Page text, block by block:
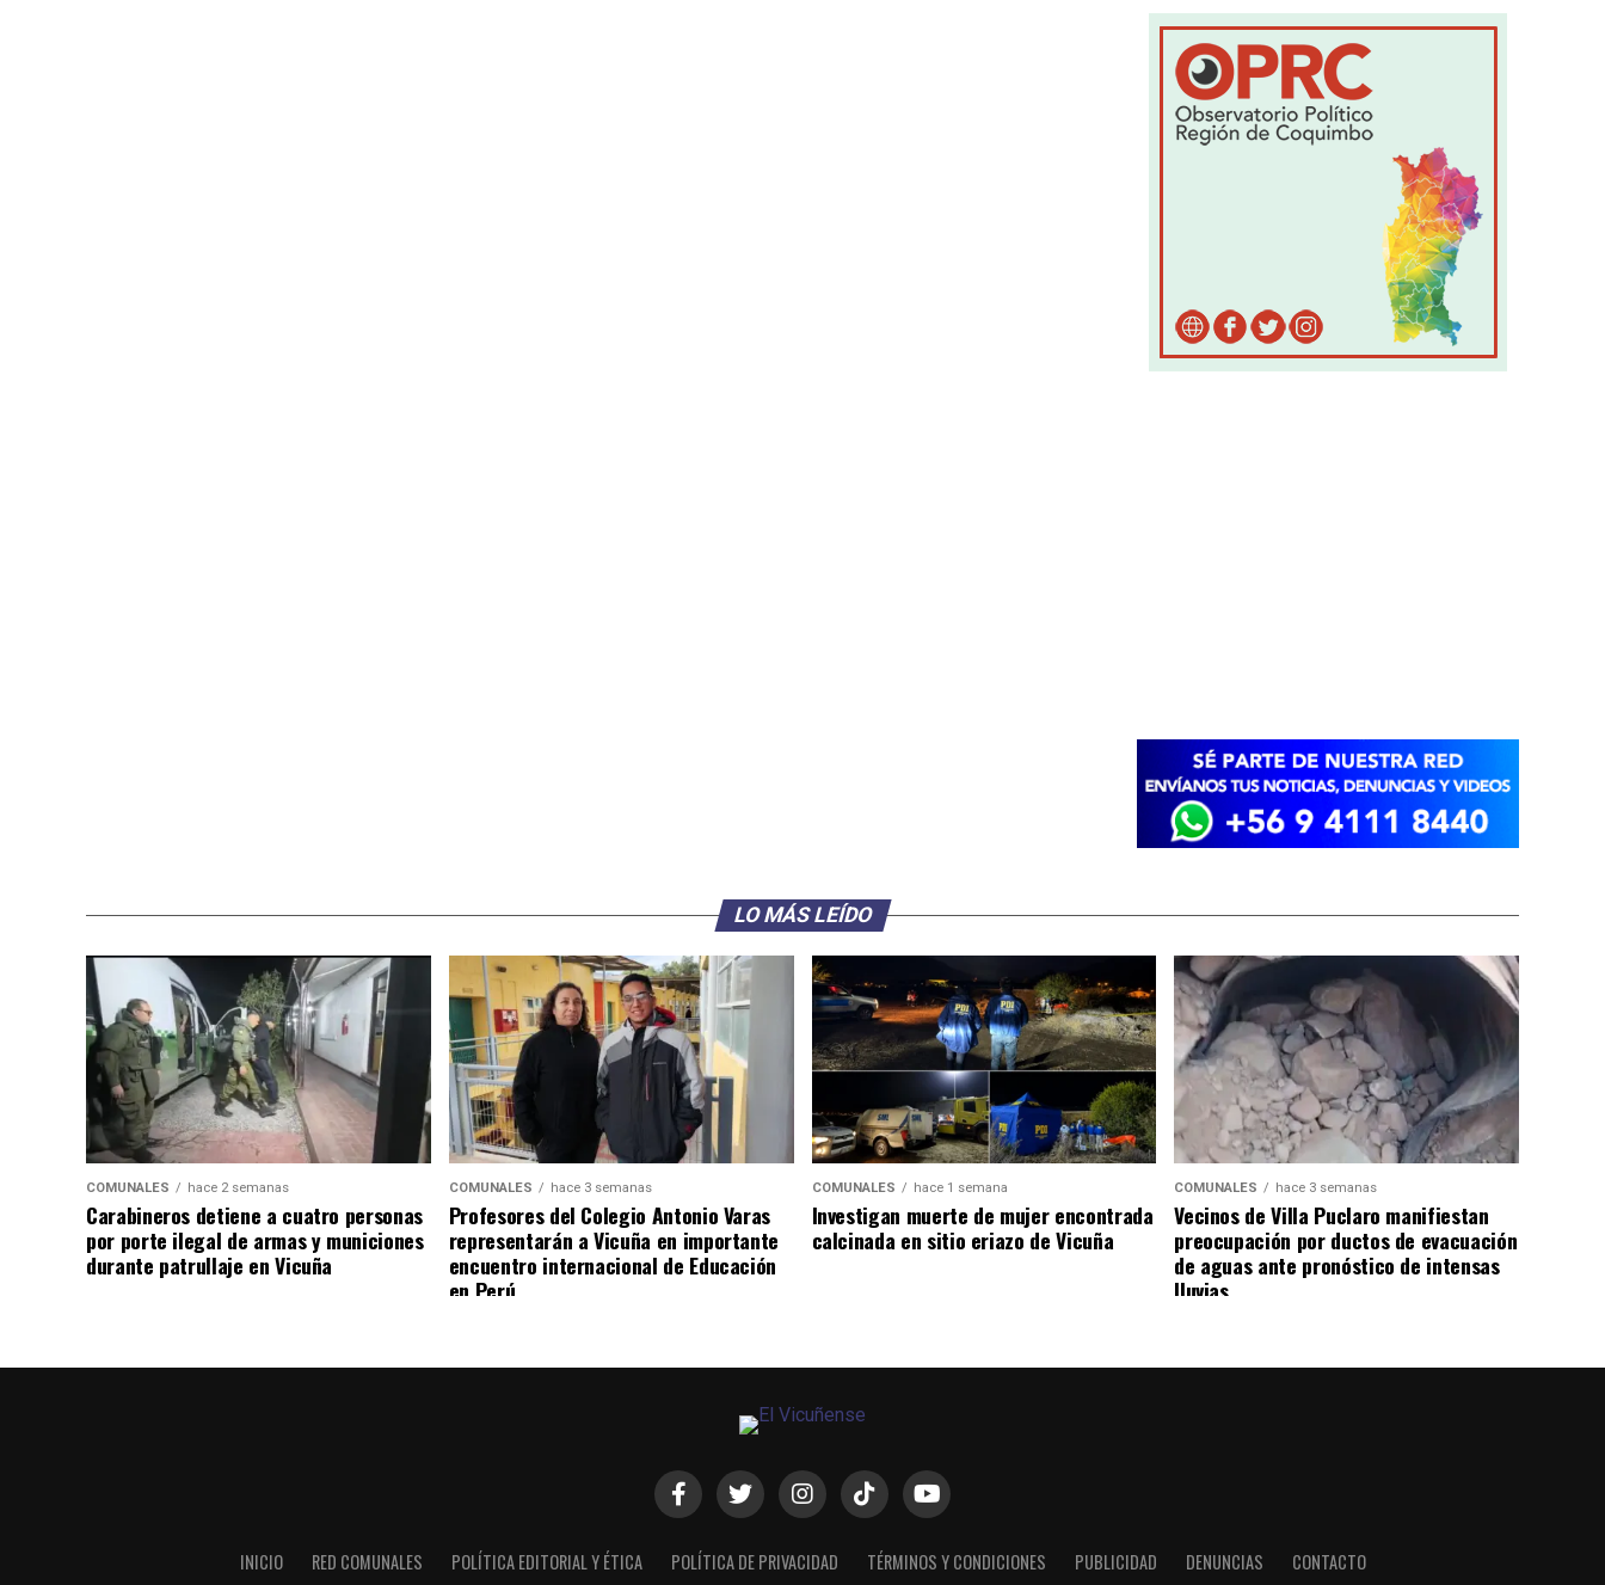
LO MÁS LEÍDO
COMUNALES hace 2 semanas
Carabineros detiene a cuatro personas
por porte ilegal de armas y municiones
durante patrullaje en Vicuña
COMUNALES hace 3 semanas
Profesores del Colegio Antonio Varas
representarán a Vicuña en importante
encuentro internacional de Educación
en Perú
COMUNALES hace 1 semana
Investigan muerte de mujer encontrada
calcinada en sitio eriazo de Vicuña
COMUNALES hace 3 semanas
Vecinos de Villa Puclaro manifiestan
preocupación por ductos de evacuación
de aguas ante pronóstico de intensas
lluvias
INICIO RED COMUNALES POLÍTICA EDITORIAL Y ÉTICA POLÍTICA DE PRIVACIDAD TÉRMINOS Y CONDICIONES PUBLICIDAD DENUNCIAS CONTACTO